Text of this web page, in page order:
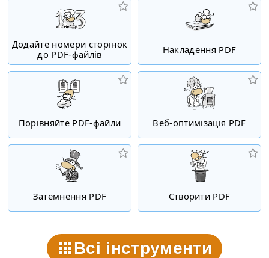
Додайте номери сторінок
до PDF-файлів
Накладення PDF
Порівняйте PDF-файли Веб-оптимізація PDF
Затемнення PDF Створити PDF
Всі інструменти